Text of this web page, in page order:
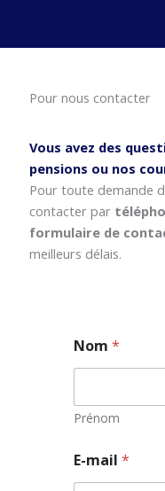
Pour nous contacter
Vous avez des
pensions ou nos
Pour toute demande
contacter par
formulaire de
meilleurs délais.
Nom*
Prénom
N
o
E-mail*